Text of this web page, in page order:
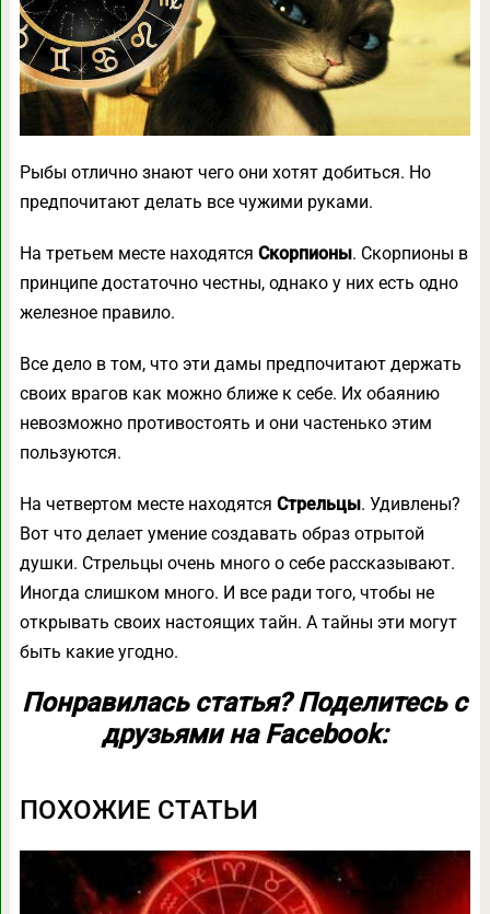
Рыбы отлично знают чего они хотят добиться. Но
предпочитают делать все чужими руками.
На третьем месте находятся Скорпионы. Скорпионы в
принципе достаточно честны, однако у них есть одно
железное правило.
Все дело в том, что эти дамы предпочитают держать
своих врагов как можно ближе к себе. Их обаянию
невозможно противостоять и они частенько этим
пользуются.
На четвертом месте находятся Стрельцы. Удивлены?
Вот что делает умение создавать образ отрытой
душки. Стрельцы очень много о себе рассказывают.
Иногда слишком много. И все ради того, чтобы не
открывать своих настоящих тайн. А тайны эти могут
быть какие угодно.
Понравилась статья? Поделитесь с
друзьями на Facebook:
ПОХОЖИЕ СТАТЬИ